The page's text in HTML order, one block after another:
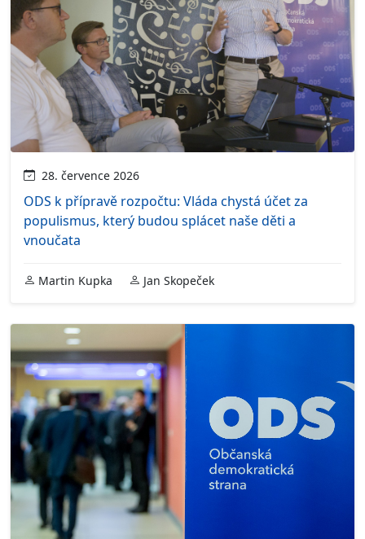
28. července 2026
ODS k přípravě rozpočtu: Vláda chystá účet za
populismus, který budou splácet naše děti a
vnoučata
Martin Kupka Jan Skopeček